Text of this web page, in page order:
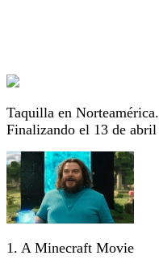
Taquilla en Norteamérica.
Finalizando el 13 de abril
1. A Minecraft Movie